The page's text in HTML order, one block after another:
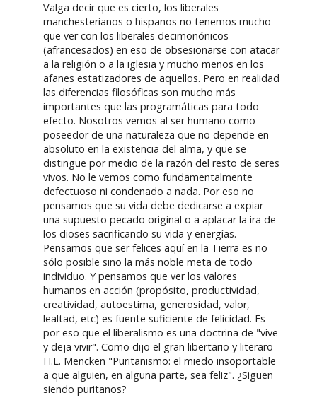
Valga decir que es cierto, los liberales
manchesterianos o hispanos no tenemos mucho
que ver con los liberales decimonónicos
(afrancesados) en eso de obsesionarse con atacar
a la religión o a la iglesia y mucho menos en los
afanes estatizadores de aquellos. Pero en realidad
las diferencias filosóficas son mucho más
importantes que las programáticas para todo
efecto. Nosotros vemos al ser humano como
poseedor de una naturaleza que no depende en
absoluto en la existencia del alma, y que se
distingue por medio de la razón del resto de seres
vivos. No le vemos como fundamentalmente
defectuoso ni condenado a nada. Por eso no
pensamos que su vida debe dedicarse a expiar
una supuesto pecado original o a aplacar la ira de
los dioses sacrificando su vida y energías.
Pensamos que ser felices aquí en la Tierra es no
sólo posible sino la más noble meta de todo
individuo. Y pensamos que ver los valores
humanos en acción (propósito, productividad,
creatividad, autoestima, generosidad, valor,
lealtad, etc) es fuente suficiente de felicidad. Es
por eso que el liberalismo es una doctrina de "vive
y deja vivir". Como dijo el gran libertario y literaro
H.L. Mencken "Puritanismo: el miedo insoportable
a que alguien, en alguna parte, sea feliz". ¿Siguen
siendo puritanos?